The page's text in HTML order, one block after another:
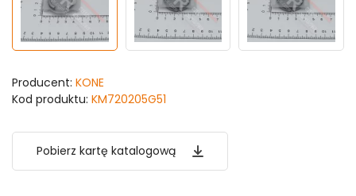
Producent: KONE
Kod produktu: KM720205G51
Pobierz kartę katalogową